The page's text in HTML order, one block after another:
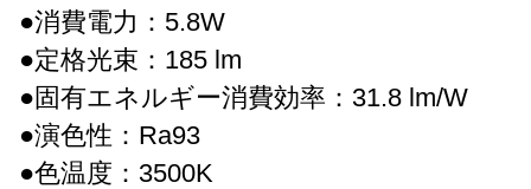
●消費電力：5.8W
●定格光束：185 lm
●固有エネルギー消費効率：31.8 lm/W
●演色性：Ra93
●色温度：3500K